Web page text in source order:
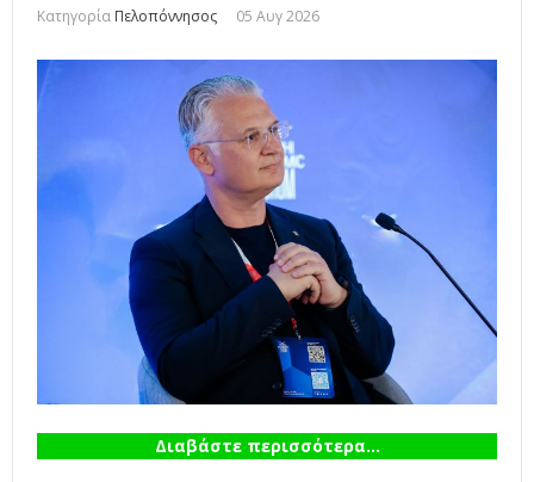
Κατηγορία Πελοπόννησος 05 Αυγ 2026
Διαβάστε περισσότερα...